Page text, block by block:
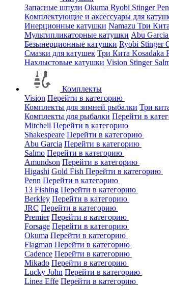
Запасные шпули Okuma Ryobi Stinger
Комплектующие и аксессуары для
Инерционные катушки Namazu Три Кита
Мультипликаторные катушки Abu Garcia
Безынерционные катушки Ryobi Stinger
Смазки для катушек Три Кита Kosadaka
Нахлыстовые катушки Vision Stinger
Комплекты
Vision Перейти в категорию
Комплекты для зимней рыбалки Три
Комплекты для рыбалки Перейти в
Mitchell Перейти в категорию
Shakespeare Перейти в категорию
Abu Garcia Перейти в категорию
Salmo Перейти в категорию
Amundson Перейти в категорию
Higashi Gold Fish Перейти в категорию
Penn Перейти в категорию
13 Fishing Перейти в категорию
Berkley Перейти в категорию
JRC Перейти в категорию
Premier Перейти в категорию
Forsage Перейти в категорию
Okuma Перейти в категорию
Flagman Перейти в категорию
Cadence Перейти в категорию
Mikado Перейти в категорию
Lucky John Перейти в категорию
Linea Effe Перейти в категорию